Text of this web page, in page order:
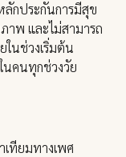
กประกันการมีสุข
าพ และไม่สามารถ
นช่วงเริ่มต้น
นคนทุกช่วงวัย
ทียมทางเพศ